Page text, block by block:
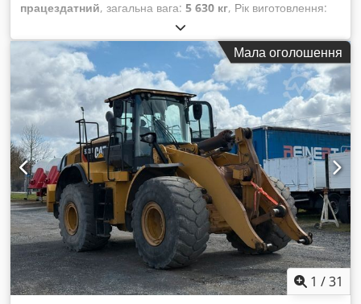
працездатний, загальна вага: 5 630 кг, Рік виготовлення:
, Обладнання:
повний привід,
Мала оголошення
1 /31